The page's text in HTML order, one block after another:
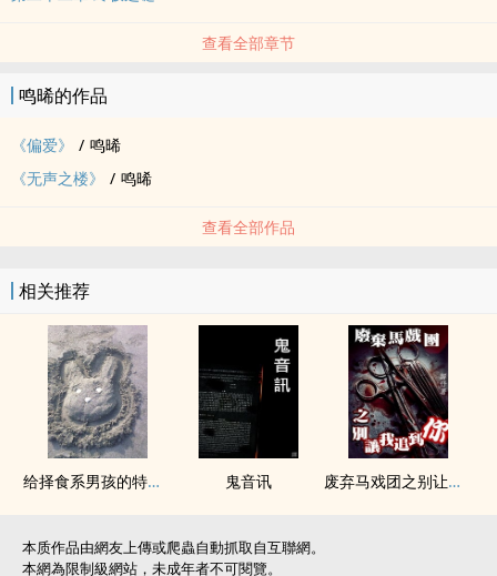
查看全部章节
鸣晞的作品
《偏爱》 / 鸣晞
《无声之楼》
/ 鸣晞
查看全部作品
相关推荐
给择食系男孩的特制餐点 鬼音讯 废弃马戏团之别让我追上你
本质作品由網友上傳或爬蟲自動抓取自互聯網。
本網為限制級網站，未成年者不可閱覽。